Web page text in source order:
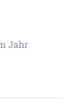
Jahr